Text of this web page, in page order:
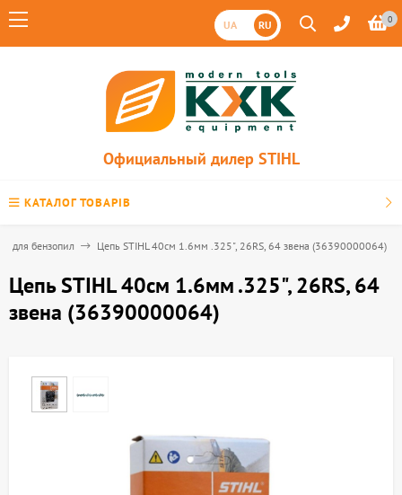
UA RU 0
Официальный дилер STIHL
КАТАЛОГ ТОВАРІВ
для бензопил Цепь STIHL 40см 1.6мм .325", 26RS, 64 звена (36390000064)
Цепь STIHL 40см 1.6мм .325", 26RS, 64
звена (36390000064)